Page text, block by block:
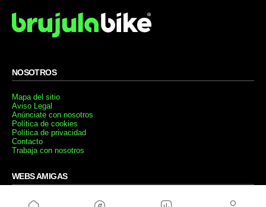
NOSOTROS
Mapa del sitio
Aviso Legal
Anúnciate con nosotros
Política de cookies
Política de privacidad
Contacto
Trabaja con nosotros
WEBS AMIGAS
MusickMag